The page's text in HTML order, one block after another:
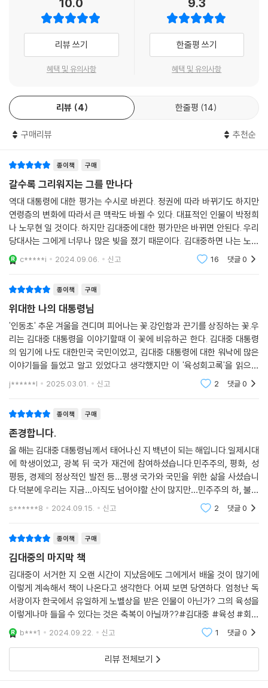
다. 목포공립상업학교에 수석으로 입학한 김대중 대통령은 웅변에 소질을
보였다. 2학년 담임 무쿠모토 선생님은 “김대중의 웅변은 일본 대의사가
의사당에서 한 것에 못지않다”며 칭찬했다. 졸업 이후 목포 전남기선에서
일하다 해운 사업을 했다. 경제활동이 활발하게 이루어지던 상업도시에서
김대중 대통령은 해운회사와 『목포일보』를 경영하면서 경제의 흐름을 배
원이 된 후 정책 수립과 예산 심의를 하는 데 밑거름이 되었다.
해방 직후 ‘일본 천황이 항복했다’는 내용의 글을 써서 거리에 붙이고 다녔
던 것, 목포공립상업학교에서 철수 전의 일본군과 학생들이 충돌했을 때
치적 라이벌의 무고로 구금당했던 것 등 다양한 젊은 시절 일화가 등장한
다. 사업 대금을 받으러 서울에 올라갔다가 6·25 전쟁이 발발한 것도 빼놓
을 수 없다. 김대중 대통령은 한강을 건넌 후 여러 죽을 고비를 넘기며 걸어
서 목포까지 내려갔다. 생환 이후 사업을 계속하던 김대중 대통령은 1952
년 부산정치파동을 보며 그동안 가지고 있던 정치에 대한 관심과 문제의식
을 키우기로 결심했다. 무소속으로 3대 총선에 출마했던 김대중 대통령은
본격적으로 정치에 투신하기 위해 서울로 올라온 후 민주당에 입당해 소장
정치인으로서 활동했다.
인권과 평등, 사람을 위한 민주주의
『김대중 육성 회고록』에서 김대중 대통령은 중요한 순간마다 어떤 신념으
로 행동했는지를 회고한다. 이 책에서 볼 수 있는 김대중 대통령의 면모는
지극히 자유민주주의자다. 자유, 평화통일, 민주주의, 인권을 위해 투신하
고 가혹한 탄압을 받아왔던 것이 그의 일생이었다. 김대중 대통령은 민주
당 입당 후 출마한 1958년 총선에서 불법적으로 후보등록을 취소당했고,
의원직을 박탈당했다. 박정희 정권의 독재에 저항하면서 지도자로 성장한
나선다. 당시 효창운동장에서 했던 연설은 “15분 연설 도중 박수가 20번
가까이 나올 정도로 아주 큰 호응”을 얻었다.
“경제개발의 성과를 소수가 독점하다 보니 노동자와 농민은 희생되고 중
산층 형성이 제대로 이뤄지지 않았어요. 이렇게 되면 민주주의도 제대로
발전하기 힘듭니다.”
1963년 6대 국회의원이 된 김대중 대통령은 활발한 의정활동으로 박정희
정권에 타격을 줬다. “대통령 권한대행과 국가재건최고회의 의장인 박정
다고 해도 무효가 된다”는 사실을 밝혀 논란을 일으켰다. 그때부터 박정희
정권의 본격적인 경계를 받기 시작했다고 김대중 대통령은 회고한다.
김대중 대통령은 대변인·선전부장 등을 역임하며 독재를 통한 경제발전을
비판하고, 진정한 경제발전을 위해서는 민주주의가 필요하다고 주장했다.
또한 박정희 대통령의 성과라고 인정받는 경부고속도로 건설 등도 “지금
우리나라에서 나타나는 여러 가지 문제점이 이때의 불균형 발전에 기
리뷰 쓰기
혜택 및 유의사항
한줄평 쓰기
혜택 및 유의사항
리뷰 4 한줄평 14
구매리뷰 추천순
종이책 구매
갈수록 그리워지는 그를 만나다
역대 대통령에 대한 평가는 수시로 바뀐다. 정권에 따라 바뀌기도 하지만
연령층의 변화에 따라서 큰 맥락도 바뀔 수 있다. 대표적인 인물이 박정희
나 노무현 일 것이다. 하지만 김대중에 대한 평가만은 바뀌면 안된다. 우리
당대사는 그에게 너무나 많은 빚을 졌기 때문이다. 김대중하면 나는 노무
현 대통령 장례식장에서 서럽게 울던 모습이 떠오른다. 단순히 인간적 관
계가 아니라 우
c*****i 2024.09.06. 신고 16 댓글0
종이책 구매
위대한 나의 대통령님
'인동초' 추운 겨울을 견디며 피어나는 꽃.강인함과 끈기를 상징하는 꽃.우
리는 김대중 대통령을 이야기할때 이 꽃에 비유하곤 한다. 김대중 대통령
의 임기에 나도 대한민국 국민이었고, 김대중 대통령에 대한 워낙에 많은
이야기들을 들었고 알고 있었다고 생각했지만 이 '육성회고록'을 읽으며
그분에 대한 나의 생각과 마음이 너무 얉기만 했다는걸 느낄수 있었다.. 김
대중 대통령이
j******l 2025.03.01. 신고 2 댓글0
종이책 구매
존경합니다.
올 해는 김대중 대통령님께서 태어나신 지 백년이 되는 해입니다.일제시대
에 학생이었고, 광복 뒤 국가 재건에 참여하셨습니다.민주주의, 평화, 성
평등, 경제의 정상적인 발전 등…평생 국가와 국민을 위한 삶을 사셨습니
다.덕분에 우리는 지금…아직도 넘어야할 산이 많지만…민주주의 하, 불완
전하지만 평화로운 세상에서 살고 있습니다.타인의 잘못에는 단호하게 대
s******8 2024.09.15. 신고 2 댓글0
종이책 구매
김대중의 마지막 책
김대중이 서거한 지 오랜 시간이 지났음에도 그에게서 배울 것이 많기에
이렇게 계속해서 책이 나온다고 생각한다. 어찌 보면 당연하다. 엄청난 독
서광이자 한국에서 유일하게 노벨상을 받은 인물이 아닌가? 그의 육성을
이렇게나마 들을 수 있다는 것은 축복이 아닐까??#김대중 #육성 #회고
록 b***1 2024.09.22. 신고 1 댓글0
리뷰 전체보기